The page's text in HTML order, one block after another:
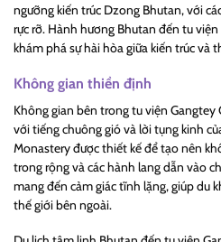
ngưỡng kiến trúc Dzong Bhutan, với
rực rỡ. Hành hương Bhutan đến tu
khám phá sự hài hòa giữa kiến trúc và
Không gian thiền định
Không gian bên trong tu viện
với tiếng chuông gió và lời tụng kinh
Monastery được thiết kế để tạo nên
trong rộng và các hành lang dẫn vào
mang đến cảm giác tĩnh lặng, giúp du
thế giới bên ngoài.